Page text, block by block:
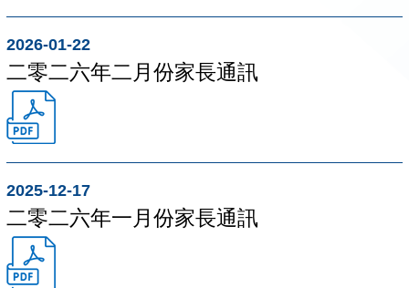
2026-01-22
二零二六年二月份家長通訊
2025-12-17
二零二六年一月份家長通訊